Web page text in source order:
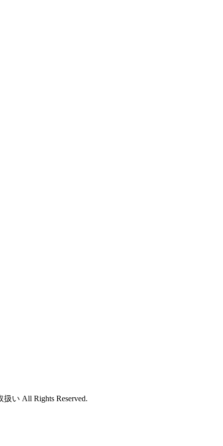
い All Rights Reserved.